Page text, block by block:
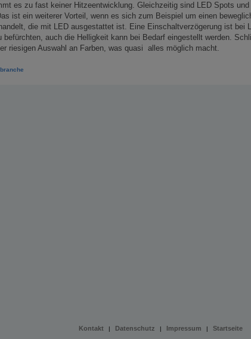
es zu fast keiner Hitzeentwicklung. Gleichzeitig sind LED Spots und
ist ein weiterer Vorteil, wenn es sich zum Beispiel um einen
die mit LED ausgestattet ist. Eine Einschaltverzögerung ist bei
befürchten, auch die Helligkeit kann bei Bedarf eingestellt werden.
riesigen Auswahl an Farben, was quasi alles möglich macht.
Kontakt | Datenschutz | Impressum | Startseite